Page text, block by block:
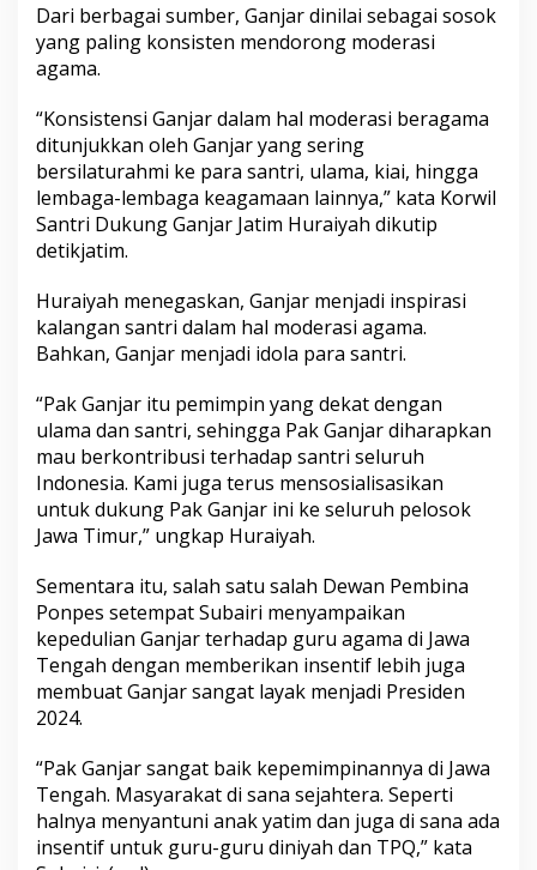
Dari berbagai sumber, Ganjar dinilai sebagai sosok
yang paling konsisten mendorong moderasi
agama.
“Konsistensi Ganjar dalam hal moderasi beragama
ditunjukkan oleh Ganjar yang sering
bersilaturahmi ke para santri, ulama, kiai, hingga
lembaga-lembaga keagamaan lainnya,” kata Korwil
Santri Dukung Ganjar Jatim Huraiyah dikutip
detikjatim.
Huraiyah menegaskan, Ganjar menjadi inspirasi
kalangan santri dalam hal moderasi agama.
Bahkan, Ganjar menjadi idola para santri.
“Pak Ganjar itu pemimpin yang dekat dengan
ulama dan santri, sehingga Pak Ganjar diharapkan
mau berkontribusi terhadap santri seluruh
Indonesia. Kami juga terus mensosialisasikan
untuk dukung Pak Ganjar ini ke seluruh pelosok
Jawa Timur,” ungkap Huraiyah.
Sementara itu, salah satu salah Dewan Pembina
Ponpes setempat Subairi menyampaikan
kepedulian Ganjar terhadap guru agama di Jawa
Tengah dengan memberikan insentif lebih juga
membuat Ganjar sangat layak menjadi Presiden
2024.
“Pak Ganjar sangat baik kepemimpinannya di Jawa
Tengah. Masyarakat di sana sejahtera. Seperti
halnya menyantuni anak yatim dan juga di sana ada
insentif untuk guru-guru diniyah dan TPQ,” kata